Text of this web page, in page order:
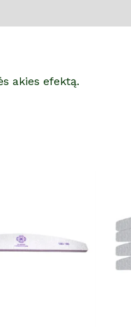
akies efektą.